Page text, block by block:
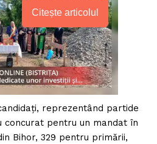
Citește articolul
reprezentând partide
pentru un mandat în
Bihor, 329 pentru primării,